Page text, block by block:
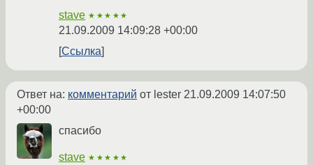
stave ★★★★★
21.09.2009 14:09:28 +00:00
Ссылка
Ответ на: комментарий от lester 21.09.2009 14:07:50
+00:00
спасибо
stave ★★★★★